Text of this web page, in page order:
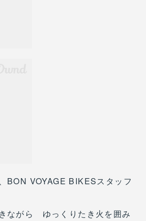
BON VOYAGE BIKESスタッフ
ながら ゆっくりたき火を囲み